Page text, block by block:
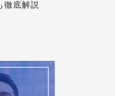
徹底解説